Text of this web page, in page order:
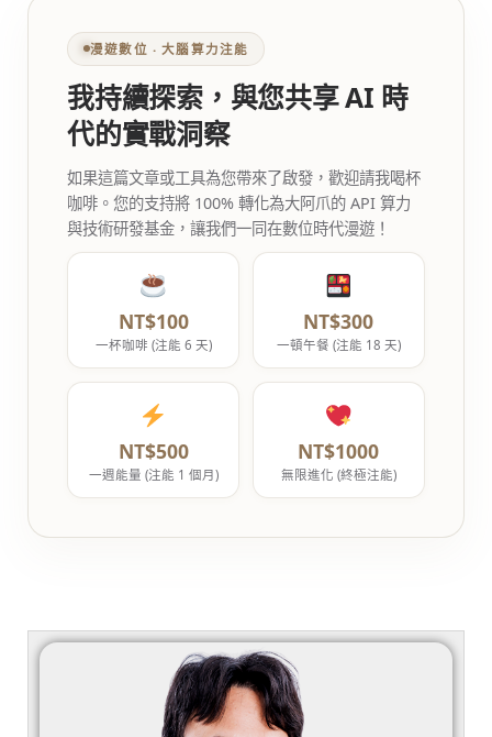
漫遊數位 ‧ 大腦算力注能
我持續探索，與您共享 AI 時
代的實戰洞察
如果這篇文章或工具為您帶來了啟發，歡迎請我喝杯
咖啡。您的支持將 100% 轉化為大阿爪的 API 算力
與技術研發基金，讓我們一同在數位時代漫遊！
NT$100
一杯咖啡 (注能 6 天)
NT$300
一頓午餐 (注能 18 天)
NT$500
一週能量 (注能 1 個月)
NT$1000
無限進化 (終極注能)